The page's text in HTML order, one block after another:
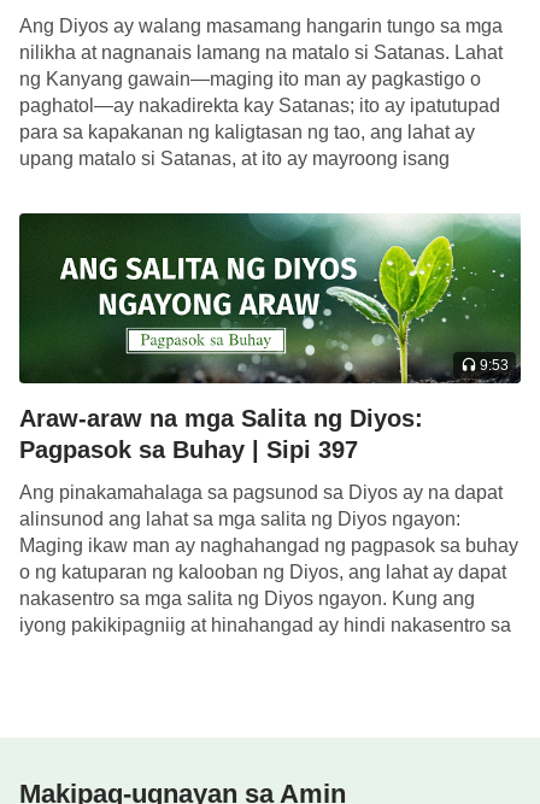
rin nila nakikita ang takot sa Diyos sa loob ng
kanyang puso o ang pagsunod sa prinsipyo ng
daan ng pag-iwas sa kasamaan. Ang kanyang
kahinahunan ang dahilan kung bakit iniisip ng mga
tao na ang kanyang pagiging perpekto at matuwid
kanyang takot sa Diyos ay sabi-sabi lamang;
samantala, ang “kahinaan” na ipinakita niya ay nag-
iiwan ng malalim na impresyon sa kanila,
nagbibigay sa kanila ng “bagong pananaw” at
“bagong pagkaunawa” sa taong inilalarawan ng
ang ganitong “bagong pananaw” at “bagong pag-
unawa” noong buksan ni Job ang kanyang bibig at
isumpa ang araw na ipinanganak siya.
Bagama’t hindi mailarawan at hindi kayang unawain
ng sinumang tao ang antas ng paghihirap na
pinagdaanan niya, wala siyang sinabi na anumang
Ang Diyos ay walang masamang hangarin tungo sa mga
nilikha at nagnanais lamang na matalo si Satanas. Lahat
ng Kanyang gawain—maging ito man ay pagkastigo o
paghatol—ay nakadirekta kay Satanas; ito ay ipatutupad
para sa kapakanan ng kaligtasan ng tao, ang lahat ay
upang matalo si Satanas, at ito ay mayroong isang
9:53
Araw-araw na mga Salita ng Diyos:
Pagpasok sa Buhay | Sipi 397
Ang pinakamahalaga sa pagsunod sa Diyos ay na dapat
alinsunod ang lahat sa mga salita ng Diyos ngayon:
Maging ikaw man ay naghahangad ng pagpasok sa buhay
o ng katuparan ng kalooban ng Diyos, ang lahat ay dapat
nakasentro sa mga salita ng Diyos ngayon. Kung ang
iyong pakikipagniig at hinahangad ay hindi nakasentro sa
Makipag-ugnayan sa Amin